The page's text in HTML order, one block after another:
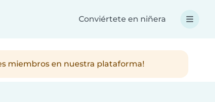
Conviértete en niñera
miembros en nuestra plataforma!